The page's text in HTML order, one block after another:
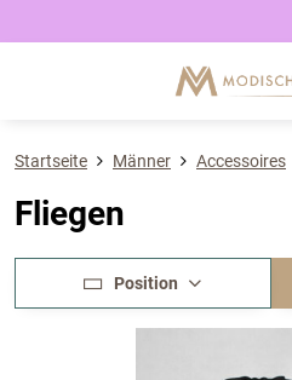
Startseite Männer Accessoires
Fliegen
Position